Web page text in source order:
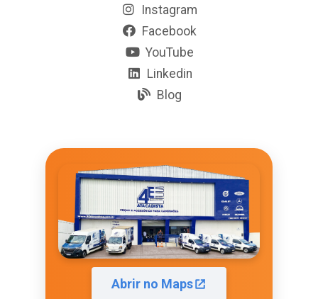
Instagram
Facebook
YouTube
Linkedin
Blog
Abrir no Maps